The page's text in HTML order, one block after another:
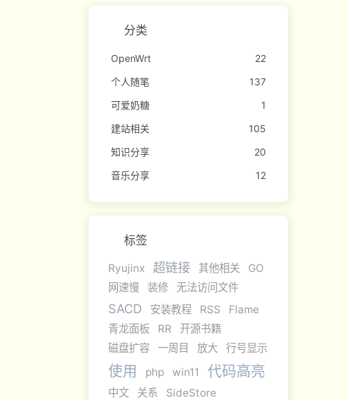
分类
OpenWrt
22
个人随笔
137
可爱奶糖
1
建站相关
105
知识分享
20
音乐分享
12
标签
Ryujinx 超链接 其他相关
GO
网速慢
装修 无法访问文件
SACD 安装教程 RSS
Flame
青龙面板
RR
开源书籍
磁盘扩容
一周目 放大 行号显示
使用 php win11 代码高亮
中文 关系 SideStore